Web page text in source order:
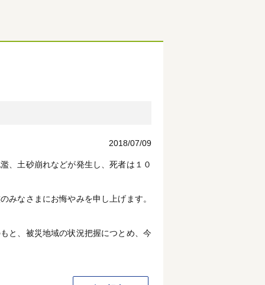
2018/07/09
、土砂崩れなどが発生し、死者は１０
みなさまにお悔やみを申し上げます。
と、被災地域の状況把握につとめ、今